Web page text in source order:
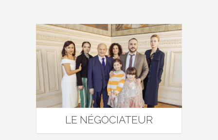
LE NÉGOCIATEUR